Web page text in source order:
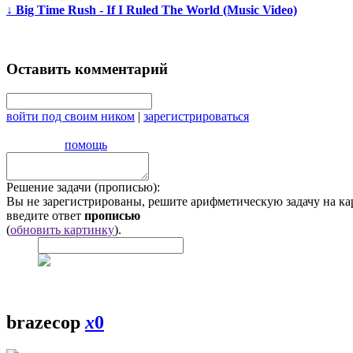
↓ Big Time Rush - If I Ruled The World (Music Video)
Оставить комментарий
войти под своим ником | зарегистрироваться
помощь
Решение задачи (прописью):
Вы не зарегистрированы, решите арифметическую задачу на
введите ответ прописью
(обновить картинку).
brazecopx0